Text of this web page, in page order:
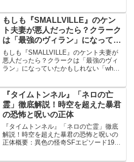
は、F...
もしも『SMALLVILLE』のケン
ト夫妻が悪人だったら？クラーク
は「最強のヴィラン」になってい
たかもしれない「what if」考察
もしも『SMALLVILLE』のケント夫妻が
悪人だったら？クラークは「最強のヴィ
ラン」になっていたかもしれない「what
ングスーパーマン）』は、ク...
『タイムトンネル』「ネロの亡
霊」徹底解説！時空を超えた暴君
の恐怖と呪いの正体
『タイムトンネル』「ネロの亡霊」徹底
解説！時空を超えた暴君の恐怖と呪いの
正体概要：異色の怪奇SFエピソード1960